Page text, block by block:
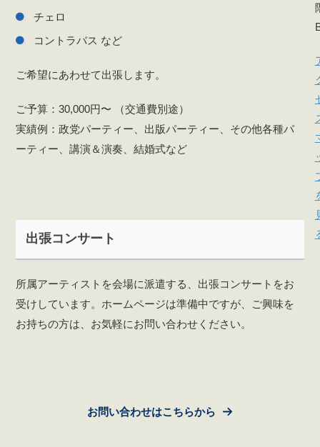
チェロ
コントラバス など
ご希望にあわせて出張します。
ご予算：30,000円〜 （交通費別途）
実績例：政党パーティー、出版パーティー、その他各種パ
ーティー、講演＆演奏、結婚式など
出張コンサート
所属アーティストを会場に派遣する、出張コンサートをお
受けしています。ホームページは準備中ですが、ご興味を
お持ちの方は、お気軽にお問い合わせください。
お問い合わせはこちらから